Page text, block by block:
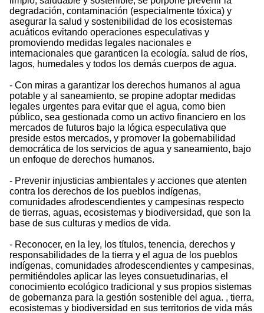
degradación, contaminación (especialmente tóxica) y
asegurar la salud y sostenibilidad de los ecosistemas
acuáticos evitando operaciones especulativas y
promoviendo medidas legales nacionales e
internacionales que garanticen la ecología. salud de ríos,
lagos, humedales y todos los demás cuerpos de agua.
- Con miras a garantizar los derechos humanos al agua
potable y al saneamiento, se propine adoptar medidas
legales urgentes para evitar que el agua, como bien
público, sea gestionada como un activo financiero en los
mercados de futuros bajo la lógica especulativa que
preside estos mercados, y promover la gobernabilidad
democrática de los servicios de agua y saneamiento, bajo
un enfoque de derechos humanos.
- Prevenir injusticias ambientales y acciones que atenten
contra los derechos de los pueblos indígenas,
comunidades afrodescendientes y campesinas respecto
de tierras, aguas, ecosistemas y biodiversidad, que son la
base de sus culturas y medios de vida.
- Reconocer, en la ley, los títulos, tenencia, derechos y
responsabilidades de la tierra y el agua de los pueblos
indígenas, comunidades afrodescendientes y campesinas,
permitiéndoles aplicar las leyes consuetudinarias, el
conocimiento ecológico tradicional y sus propios sistemas
de gobernanza para la gestión sostenible del agua. , tierra,
ecosistemas y biodiversidad en sus territorios de vida más